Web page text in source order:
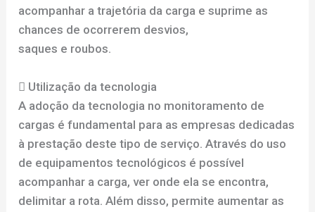
acompanhar a trajetória da carga e suprime as
chances de ocorrerem desvios,
saques e roubos.
 Utilização da tecnologia
A adoção da tecnologia no monitoramento de
cargas é fundamental para as empresas dedicadas
à prestação deste tipo de serviço. Através do uso
de equipamentos tecnológicos é possível
acompanhar a carga, ver onde ela se encontra,
delimitar a rota. Além disso, permite aumentar as